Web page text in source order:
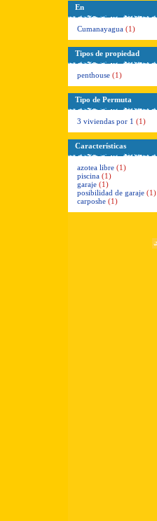
En
Cumanayagua (1)
Tipos de propiedad
penthouse (1)
Tipo de Permuta
3 viviendas por 1 (1)
Características
azotea libre (1)
piscina (1)
garaje (1)
posibilidad de garaje (1)
carposhe (1)